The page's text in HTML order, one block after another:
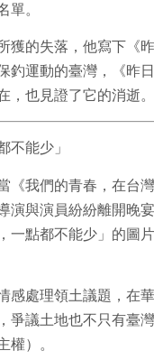
單。
獲的失落，他寫下《
釣運動的臺灣，《昨
，也見證了它的消逝。
不能少」
《我們的青春，在台
演與演員紛紛離開晚
一點都不能少」的圖
感處理領土議題，在
爭議土地也不只有臺
權）。